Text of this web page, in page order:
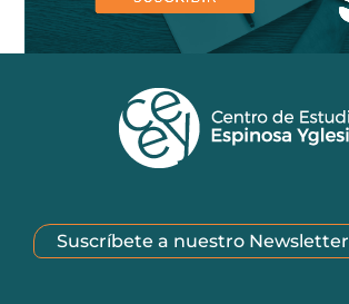
Suscríbete a nuestro Newsletter